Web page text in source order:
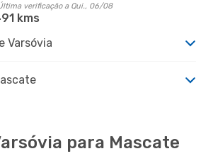
verificação a Qui., 06/08
kms
Varsóvia
para Mascate